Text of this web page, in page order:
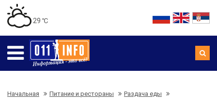
29 ℃
Начальная Питание и рестораны Раздача еды